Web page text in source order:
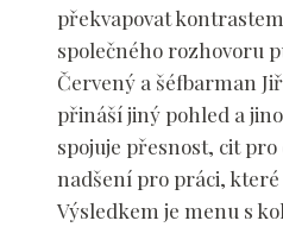
překvapovat
společného rozhovoru
Červený a šéfbarman
přináší jiný pohled a
spojuje přesnost, cit
nadšení pro práci,
Výsledkem je menu s